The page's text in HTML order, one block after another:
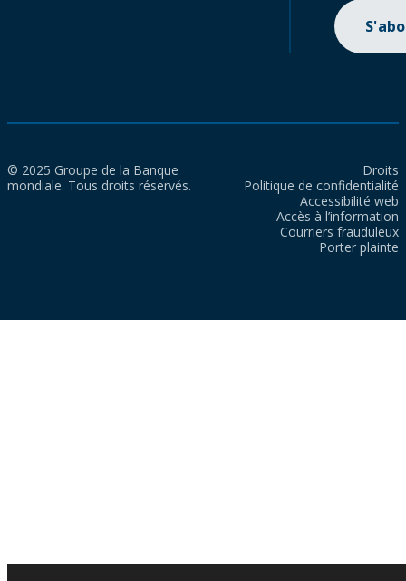
© 2025 Groupe de la Banque
mondiale. Tous droits réservés.
Droits
Politique de confidentialité
Accessibilité web
Accès à l’information
Courriers frauduleux
Porter plainte